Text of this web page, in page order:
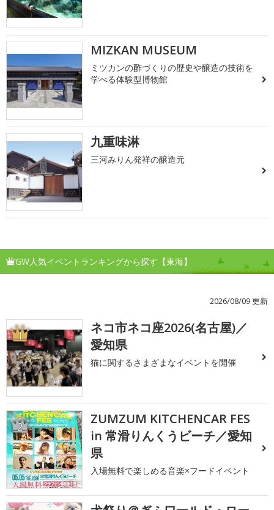
MIZKAN MUSEUM
ミツカンの酢づくりの歴史や醸造の技術を
学べる体験型博物館
九重味淋
三河みりん発祥の醸造元
GW人気イベントランキングから探す【東海】
2026/08/09 更新
1
ネコ市ネコ座2026(名古屋)／
愛知県
猫に関するさまざまなイベントを開催
2
ZUMZUM KITCHENCAR FES
in 常滑りんくうビーチ／愛知
県
入場無料で楽しめる音楽×フードイベント